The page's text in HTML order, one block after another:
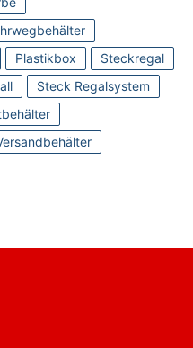
Plastikbox
Steckregal
Steck Regalsystem